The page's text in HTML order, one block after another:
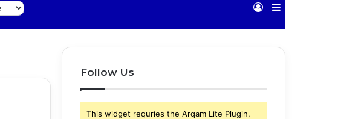
Sidebar
Log
Follow Us
This widget requries the Arqam Lite Plugin,